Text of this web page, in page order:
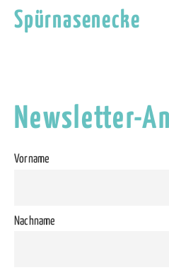
Spürnasenecke
Newsletter-
Vorname
Nachname